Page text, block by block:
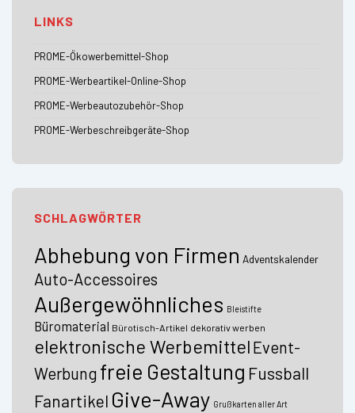
LINKS
PROME-Ökowerbemittel-Shop
PROME-Werbeartikel-Online-Shop
PROME-Werbeautozubehör-Shop
PROME-Werbeschreibgeräte-Shop
SCHLAGWÖRTER
Abhebung von Firmen Adventskalender
Auto-Accessoires
Außergewöhnliches Bleistifte
Büromaterial Bürotisch-Artikel dekorativ werben
elektronische Werbemittel Event-
Werbung freie Gestaltung Fussball
Fanartikel Give-Away Grußkarten aller Art